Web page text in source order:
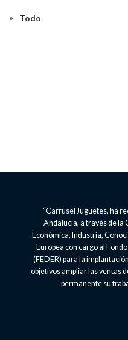
Todo
“Carrusel Juguetes, ha
Andalucía, a través de
Económica, Industria,
Europea con cargo al
(FEDER) para la
objetivos ampliar las ventas
permanente su